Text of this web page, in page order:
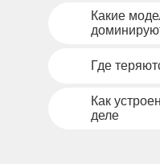
Какие
Где
Как
деле